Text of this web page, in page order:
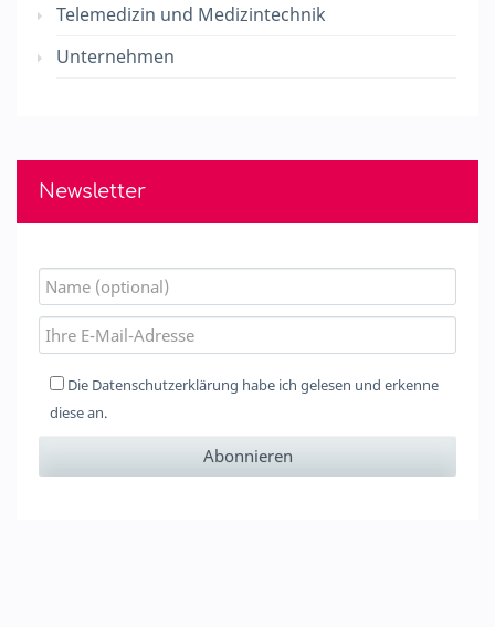
Telemedizin und Medizintechnik
Unternehmen
Newsletter
Die Datenschutzerklärung habe ich gelesen und erkenne
diese an.